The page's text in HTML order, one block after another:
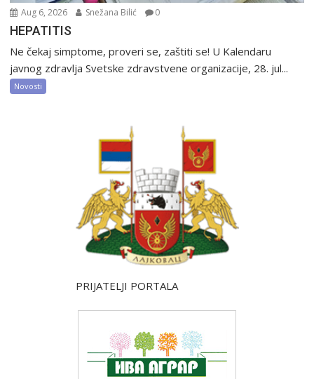
Aug 6, 2026 Snežana Bilić 0
HEPATITIS
Ne čekaj simptome, proveri se, zaštiti se! U Kalendaru
javnog zdravlja Svetske zdravstvene organizacije, 28. jul...
Novosti
PRIJATELJI PORTALA